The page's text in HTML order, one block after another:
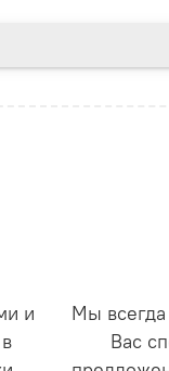
и
Мы всегда
Вас